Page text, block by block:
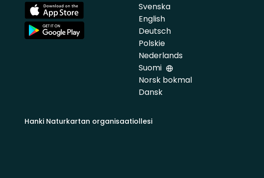
App
Store
App
Store
Svenska
English
Deutsch
Polskie
Nederlands
Suomi
Norsk bokmal
Dansk
Hanki Naturkartan organisaatiollesi